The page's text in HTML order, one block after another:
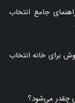
جامع انتخاب
برای خانه انتخاب
می‌شود؟